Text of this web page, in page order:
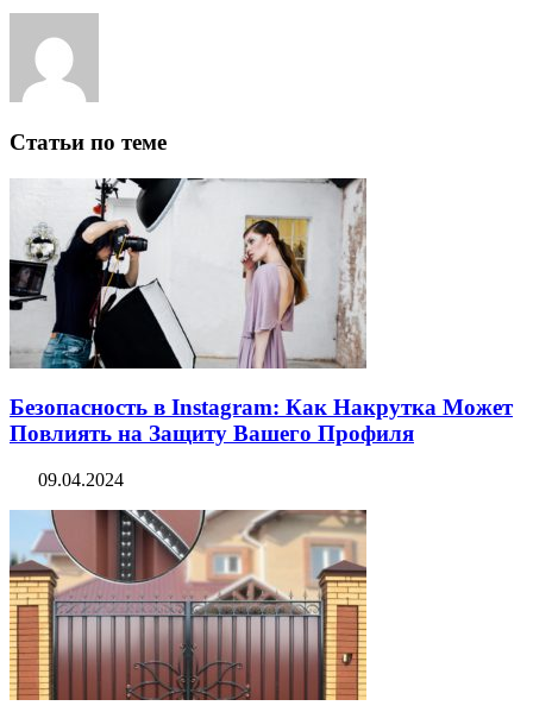
Статьи по теме
Безопасность в Instagram: Как Накрутка Может
Повлиять на Защиту Вашего Профиля
09.04.2024